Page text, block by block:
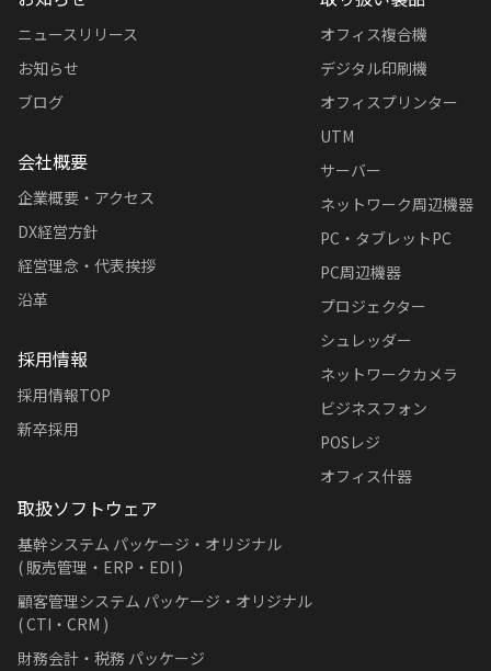
ニュースリリース
お知らせ
ブログ
会社概要
企業概要・アクセス
DX経営方針
経営理念・代表挨拶
沿革
採用情報
採用情報TOP
新卒採用
オフィス複合機
デジタル印刷機
オフィスプリンター
UTM
サーバー
ネットワーク周辺機器
PC・タブレットPC
PC周辺機器
プロジェクター
シュレッダー
ネットワークカメラ
ビジネスフォン
POSレジ
オフィス什器
取扱ソフトウェア
基幹システム パッケージ・オリジナル
( 販売管理・ERP・EDI )
顧客管理システム パッケージ・オリジナル
( CTI・CRM )
財務会計・税務 パッケージ